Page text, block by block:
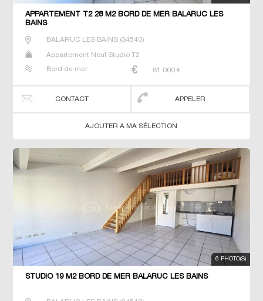
APPARTEMENT T2 28 M2 BORD DE MER BALARUC LES
BAINS
BALARUC LES BAINS(34540)
Appartement Neuf Studio T2
Bord de mer 81 000 €
CONTACT APPELER
AJOUTER A MA SÉLECTION
6 PHOTO(S)
STUDIO 19 M2 BORD DE MER BALARUC LES BAINS